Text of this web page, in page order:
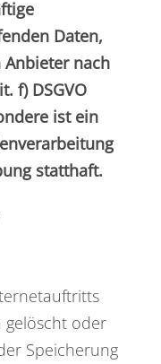
Daten,
nach
f) DSGVO
ist ein
statthaft.
oder
Speicherung